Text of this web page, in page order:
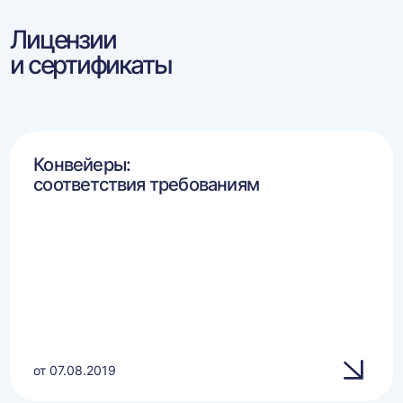
Лицензии
и сертификаты
Конвейеры:
соответствия требованиям
от 07.08.2019